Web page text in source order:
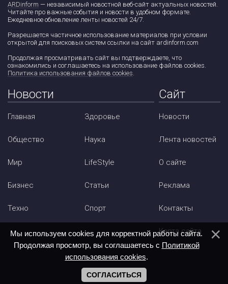
ARDinform — независимый новостной веб-сайт актуальных новостей.
Читайте про важные события и новости в удобном формате.
Ежедневное обновление ленты новостей 24/7.
Разрешается частичное использование материалов при условии
открытой для поисковых систем ссылки на сайт ardinform.com
Продолжая просматривать сайт вы подтверждаете, что
ознакомились и соглашаетесь на использование файлов cookies.
Политика использования файлов cookies.
Новости
Главная
Общество
Мир
Бизнес
Техно
Здоровье
Наука
LifeStyle
Статьи
Спорт
Сайт
Новости
Лента новостей
О сайте
Реклама
Контакты
Карта сайта
Мы используем cookies для корректной работы сайта.
Продолжая просмотр, вы соглашаетесь с Политикой
использования cookies.
СОГЛАСИТЬСЯ